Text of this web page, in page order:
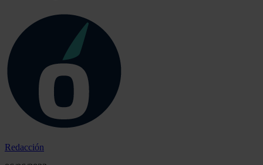
Redacción